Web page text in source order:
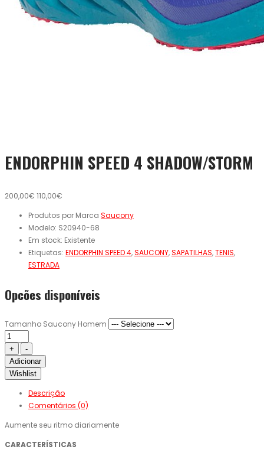
ENDORPHIN SPEED 4 SHADOW/STORM
200,00€ 110,00€
Produtos por Marca Saucony
Modelo: S20940-68
Em stock: Existente
Etiquetas: ENDORPHIN SPEED 4,SAUCONY,SAPATILHAS,TENIS,
ESTRADA
Opcões disponíveis
Tamanho Saucony Homem
Adicionar
Wishlist
Descrição
Comentários (0)
Aumente seu ritmo diariamente
CARACTERÍSTICAS